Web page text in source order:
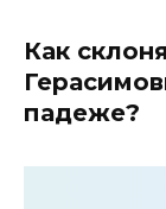
Как
падеже?